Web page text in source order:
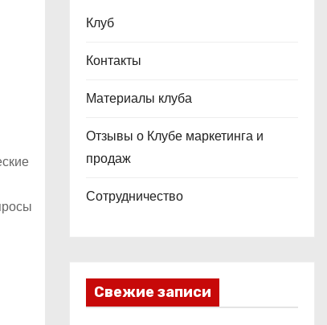
Клуб
Контакты
Материалы клуба
Отзывы о Клубе маркетинга и
продаж
Сотрудничество
Свежие записи